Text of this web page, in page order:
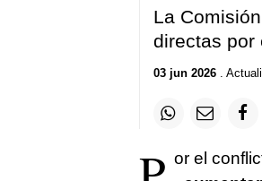
La
directas por
03 jun 2026.
or el